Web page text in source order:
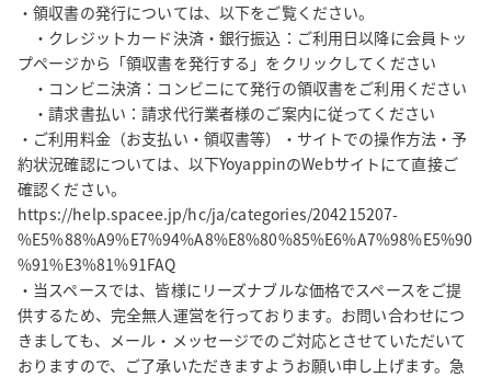
・領収書の発行については、以下をご覧ください。
・クレジットカード決済・銀行振込：ご利用日以降に会員トッ
プページから「領収書を発行する」をクリックしてください
・コンビニ決済：コンビニにて発行の領収書をご利用ください
・請求書払い：請求代行業者様のご案内に従ってください
・ご利用料金（お支払い・領収書等）・サイトでの操作方法・予
約状況確認については、以下YoyappinのWebサイトにて直接ご
確認ください。
https://help.spacee.jp/hc/ja/categories/204215207-
%E5%88%A9%E7%94%A8%E8%80%85%E6%A7%98%E5%90
%91%E3%81%91FAQ
・当スペースでは、皆様にリーズナブルな価格でスペースをご提
供するため、完全無人運営を行っております。お問い合わせにつ
きましても、メール・メッセージでのご対応とさせていただいて
おりますので、ご了承いただきますようお願い申し上げます。急